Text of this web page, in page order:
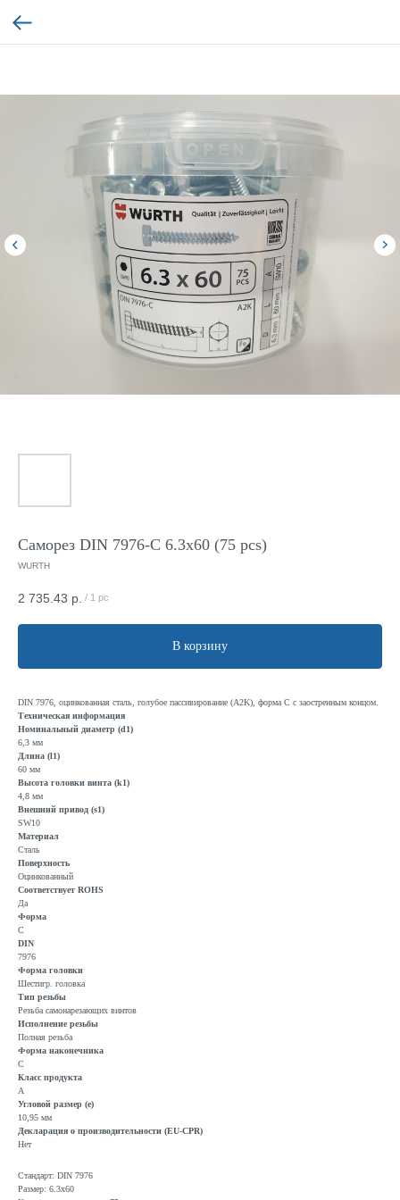
Саморез DIN 7976-C 6.3x60 (75 pcs)
WURTH
2 735.43 р. / 1 pc
В корзину
DIN 7976, оцинкованная сталь, голубое пассивирование (A2K), форма C с заостренным концом.
Техническая информация
Номинальный диаметр (d1)
6,3 мм
Длина (l1)
60 мм
Высота головки винта (k1)
4,8 мм
Внешний привод (s1)
SW10
Материал
Сталь
Поверхность
Оцинкованный
Соответствует ROHS
Да
Форма
C
DIN
7976
Форма головки
Шестигр. головка
Тип резьбы
Резьба самонарезающих винтов
Исполнение резьбы
Полная резьба
Форма наконечника
C
Класс продукта
A
Угловой размер (e)
10,95 мм
Декларация о производительности (EU-CPR)
Нет
Стандарт: DIN 7976
Размер: 6.3x60